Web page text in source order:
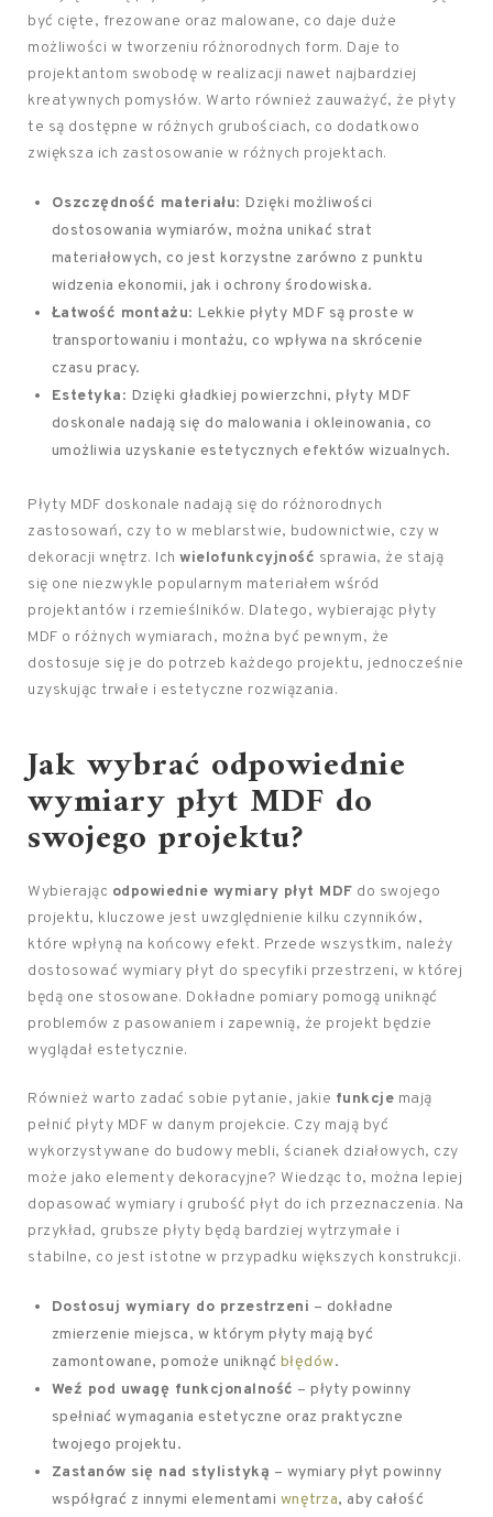
być cięte, frezowane oraz malowane, co daje duże
możliwości w tworzeniu różnorodnych form. Daje to
projektantom swobodę w realizacji nawet najbardziej
kreatywnych pomysłów. Warto również zauważyć, że płyty
te są dostępne w różnych grubościach, co dodatkowo
zwiększa ich zastosowanie w różnych projektach.
Oszczędność materiału: Dzięki możliwości
dostosowania wymiarów, można unikać strat
materiałowych, co jest korzystne zarówno z punktu
widzenia ekonomii, jak i ochrony środowiska.
Łatwość montażu: Lekkie płyty MDF są proste w
transportowaniu i montażu, co wpływa na skrócenie
czasu pracy.
Estetyka: Dzięki gładkiej powierzchni, płyty MDF
doskonale nadają się do malowania i okleinowania, co
umożliwia uzyskanie estetycznych efektów wizualnych.
Płyty MDF doskonale nadają się do różnorodnych
zastosowań, czy to w meblarstwie, budownictwie, czy w
dekoracji wnętrz. Ich wielofunkcyjność sprawia, że stają
się one niezwykle popularnym materiałem wśród
projektantów i rzemieślników. Dlatego, wybierając płyty
MDF o różnych wymiarach, można być pewnym, że
dostosuje się je do potrzeb każdego projektu, jednocześnie
uzyskując trwałe i estetyczne rozwiązania.
Jak wybrać odpowiednie
wymiary płyt MDF do
swojego projektu?
Wybierając odpowiednie wymiary płyt MDF do swojego
projektu, kluczowe jest uwzględnienie kilku czynników,
które wpłyną na końcowy efekt. Przede wszystkim, należy
dostosować wymiary płyt do specyfiki przestrzeni, w której
będą one stosowane. Dokładne pomiary pomogą uniknąć
problemów z pasowaniem i zapewnią, że projekt będzie
wyglądał estetycznie.
Również warto zadać sobie pytanie, jakie funkcje mają
pełnić płyty MDF w danym projekcie. Czy mają być
wykorzystywane do budowy mebli, ścianek działowych, czy
może jako elementy dekoracyjne? Wiedząc to, można lepiej
dopasować wymiary i grubość płyt do ich przeznaczenia. Na
przykład, grubsze płyty będą bardziej wytrzymałe i
stabilne, co jest istotne w przypadku większych konstrukcji.
Dostosuj wymiary do przestrzeni – dokładne
zmierzenie miejsca, w którym płyty mają być
zamontowane, pomoże uniknąć błędów.
Weź pod uwagę funkcjonalność – płyty powinny
spełniać wymagania estetyczne oraz praktyczne
twojego projektu.
Zastanów się nad stylistyką – wymiary płyt powinny
współgrać z innymi elementami wnętrza, aby całość